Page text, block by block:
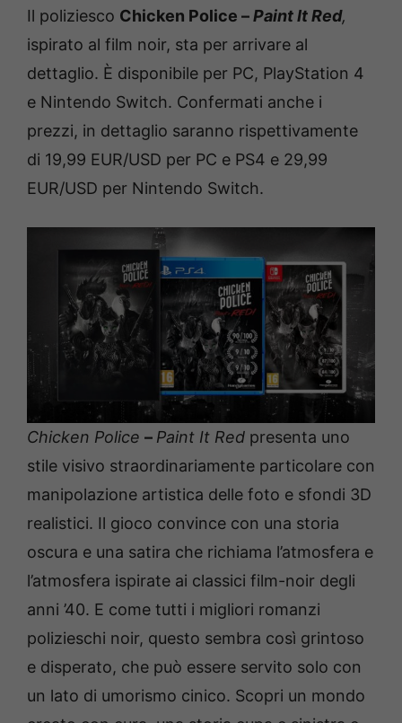
Il poliziesco Chicken Police –Paint It Red,
ispirato al film noir, sta per arrivare al
dettaglio. È disponibile per PC, PlayStation 4
e Nintendo Switch. Confermati anche i
prezzi, in dettaglio saranno rispettivamente
di 19,99 EUR/USD per PC e PS4 e 29,99
EUR/USD per Nintendo Switch.
Chicken Police – Paint It Red presenta uno
stile visivo straordinariamente particolare con
manipolazione artistica delle foto e sfondi 3D
realistici. Il gioco convince con una storia
oscura e una satira che richiama l’atmosfera e
l’atmosfera ispirate ai classici film-noir degli
anni ’40. E come tutti i migliori romanzi
polizieschi noir, questo sembra così grintoso
e disperato, che può essere servito solo con
un lato di umorismo cinico. Scopri un mondo